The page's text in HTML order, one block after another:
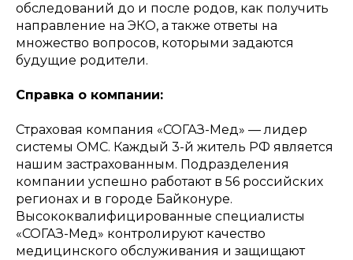
обследований до и после родов, как получить
направление на ЭКО, а также ответы на
множество вопросов, которыми задаются
будущие родители.
Справка о компании:
Страховая компания «СОГАЗ-Мед» — лидер
системы ОМС. Каждый 3-й житель РФ является
нашим застрахованным. Подразделения
компании успешно работают в 56 российских
регионах и в городе Байконуре.
Высококвалифицированные специалисты
«СОГАЗ-Мед» контролируют качество
медицинского обслуживания и защищают